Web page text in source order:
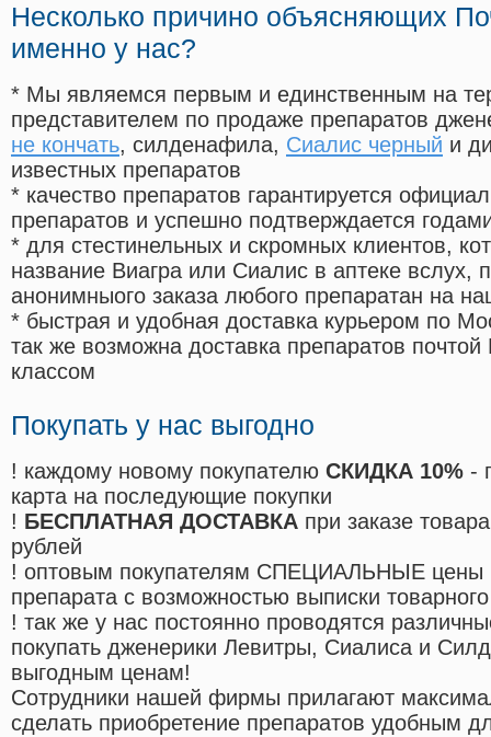
Несколько причино объясняющих
именно у нас?
* Мы являемся первым и единственным на
представителем по продаже препаратов
не кончать, силденафила, Сиалис черный и
известных препаратов
* качество препаратов гарантируется
препаратов и успешно подтверждается
* для стестинельных и скромных клиентов,
название Виагра или Сиалис в аптеке вслух,
анонимныого заказа любого препаратан на
* быстрая и удобная доставка курьером по
так же возможна доставка препаратов
классом
Покупать у нас выгодно
! каждому новому покупателю СКИДКА 10% -
карта на последующие покупки
! БЕСПЛАТНАЯ ДОСТАВКА при заказе
рублей
! оптовым покупателям СПЕЦИАЛЬНЫЕ цены
препарата с возможностью выписки
! так же у нас постоянно проводятся
покупать дженерики Левитры, Сиалиса и
выгодным ценам!
Cотрудники нашей фирмы прилагают
сделать приобретение препаратов удобным